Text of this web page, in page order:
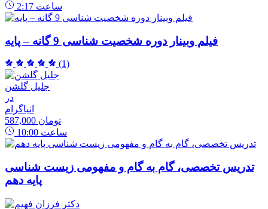
2:17 ساعت
فیلم وبینار دوره شخصیت شناسی 9 گانه – پایه
(1)
جلیل گلشن
در
انیاگرام
587,000 تومان
10:00 ساعت
تدریس تخصصی، گام به گام و مفهومی زیست شناسی
پایه دهم